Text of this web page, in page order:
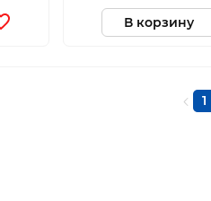
В корзину
1